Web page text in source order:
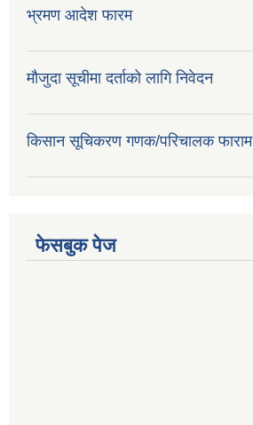
भ्रमण आदेश फारम
मौजुदा सूचीमा दर्ताको लागि निवेदन
किसान सूचिकरण गणक/परिचालक फाराम
फेसबुक पेज